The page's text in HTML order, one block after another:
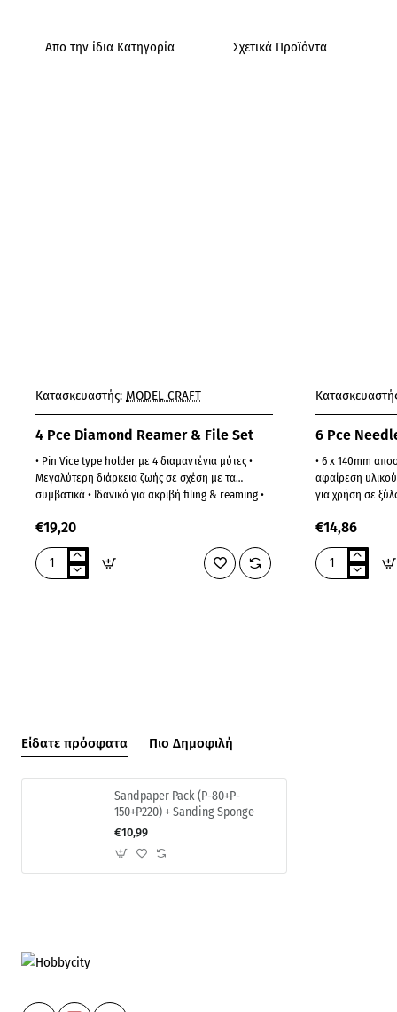
Απο την ίδια Κατηγορία Σχετικά Προϊόντα
Κατασκευαστής: MODEL CRAFT
4 Pce Diamond Reamer & File Set
• Pin Vice type holder με 4 διαμαντένια μύτες •
Μεγαλύτερη διάρκεια ζωής σε σχέση με τα
συμβατικά • Ιδανικό για ακριβή filing & reaming •
€19,20
4
6 Pce
• 6 x 140mm
αφαίρεση
για χρήση σε
€14,86
6
Είδατε πρόσφατα Πιο Δημοφιλή
Sandpaper Pack (P-80+P-
150+P220) + Sanding Sponge
€10,99